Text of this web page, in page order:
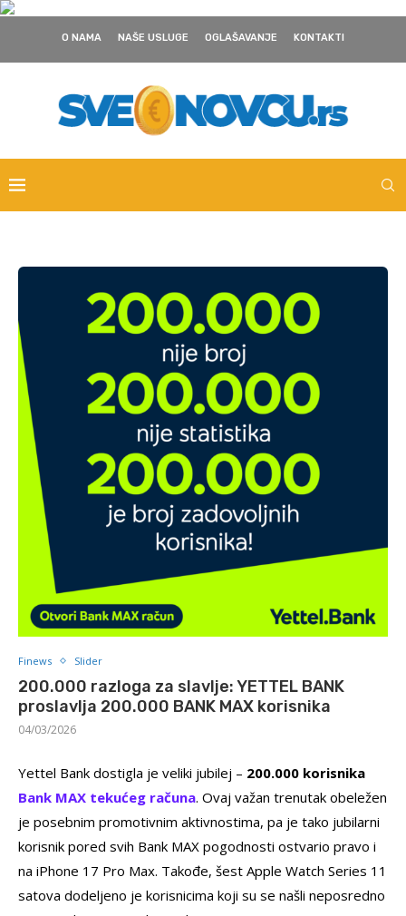
O NAMA NAŠE USLUGE OGLAŠAVANJE KONTAKTI
Finews Slider
200.000 razloga za slavlje: YETTEL BANK
proslavlja 200.000 BANK MAX korisnika
04/03/2026
Yettel Bank dostigla je veliki jubilej – 200.000 korisnika
Bank MAX tekućeg računa. Ovaj važan trenutak obeležen
je posebnim promotivnim aktivnostima, pa je tako jubilarni
korisnik pored svih Bank MAX pogodnosti ostvario pravo i
na iPhone 17 Pro Max. Takođe, šest Apple Watch Series 11
satova dodeljeno je korisnicima koji su se našli neposredno